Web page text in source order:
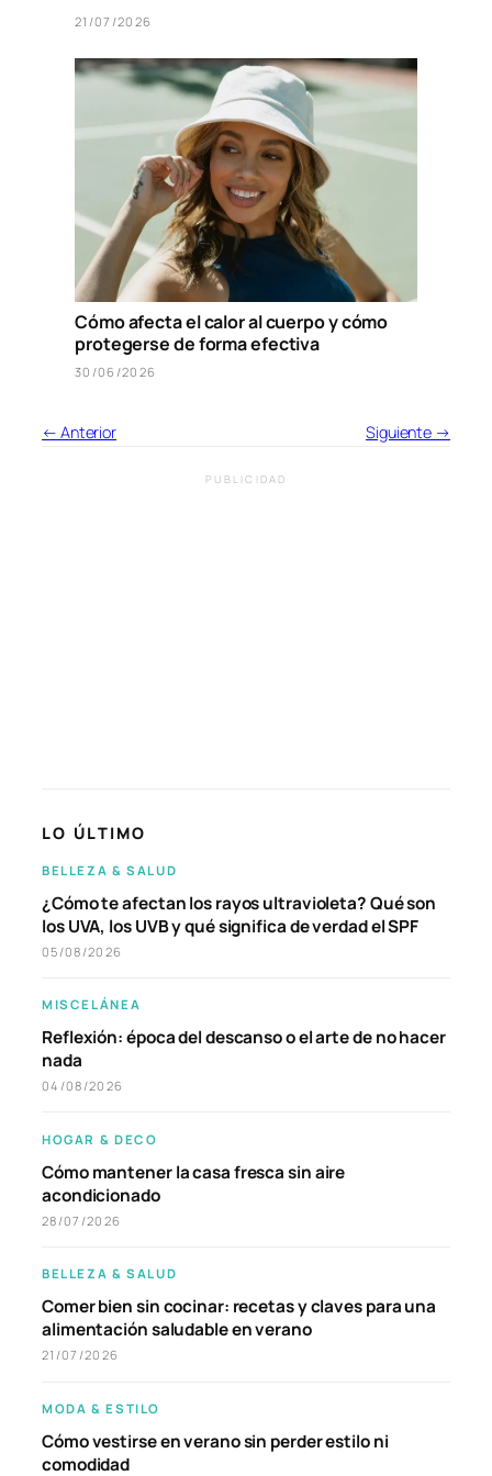
21/07/2026
Cómo afecta el calor al cuerpo y cómo
protegerse de forma efectiva
30/06/2026
← Anterior Siguiente →
PUBLICIDAD
LO ÚLTIMO
BELLEZA & SALUD
¿Cómo te afectan los rayos ultravioleta? Qué son
los UVA, los UVB y qué significa de verdad el SPF
05/08/2026
MISCELÁNEA
Reflexión: época del descanso o el arte de no hacer
nada
04/08/2026
HOGAR & DECO
Cómo mantener la casa fresca sin aire
acondicionado
28/07/2026
BELLEZA & SALUD
Comer bien sin cocinar: recetas y claves para una
alimentación saludable en verano
21/07/2026
MODA & ESTILO
Cómo vestirse en verano sin perder estilo ni
comodidad